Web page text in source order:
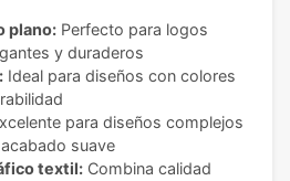
plano: Perfecto para logos
y duraderos
Ideal para diseños con colores
para diseños complejos
suave
textil: Combina calidad